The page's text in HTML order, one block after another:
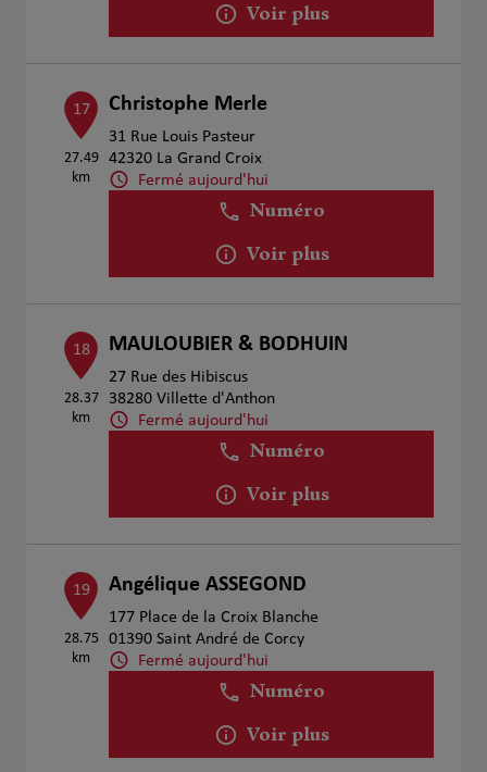
Voir plus
17
27.49
km
Christophe Merle
31 Rue Louis Pasteur
42320 La Grand Croix
Fermé aujourd'hui
Numéro
Voir plus
18
28.37
km
MAULOUBIER & BODHUIN
27 Rue des Hibiscus
38280 Villette d'Anthon
Fermé aujourd'hui
Numéro
Voir plus
19
28.75
km
Angélique ASSEGOND
177 Place de la Croix Blanche
01390 Saint André de Corcy
Fermé aujourd'hui
Numéro
Voir plus